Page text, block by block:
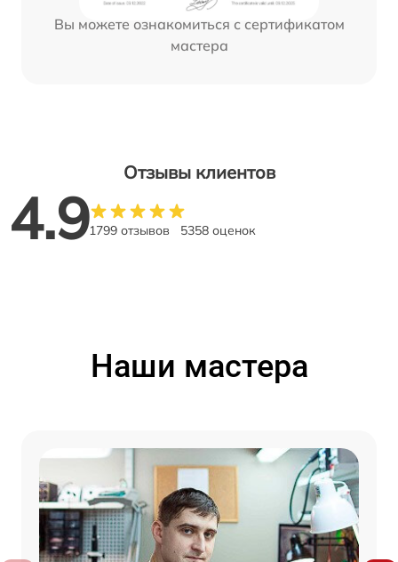
Вы можете ознакомиться с сертификатом
мастера
Отзывы клиентов
4.91799 отзывов 5358 оценок
Наши мастера